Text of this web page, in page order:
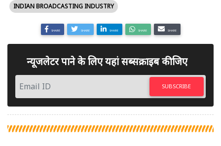
INDIAN BROADCASTING INDUSTRY
SHARE SHARE SHARE SHARE SHARE
न्यूजलेटर पाने के लिए यहां सब्सक्राइब कीजिए
SUBSCRIBE